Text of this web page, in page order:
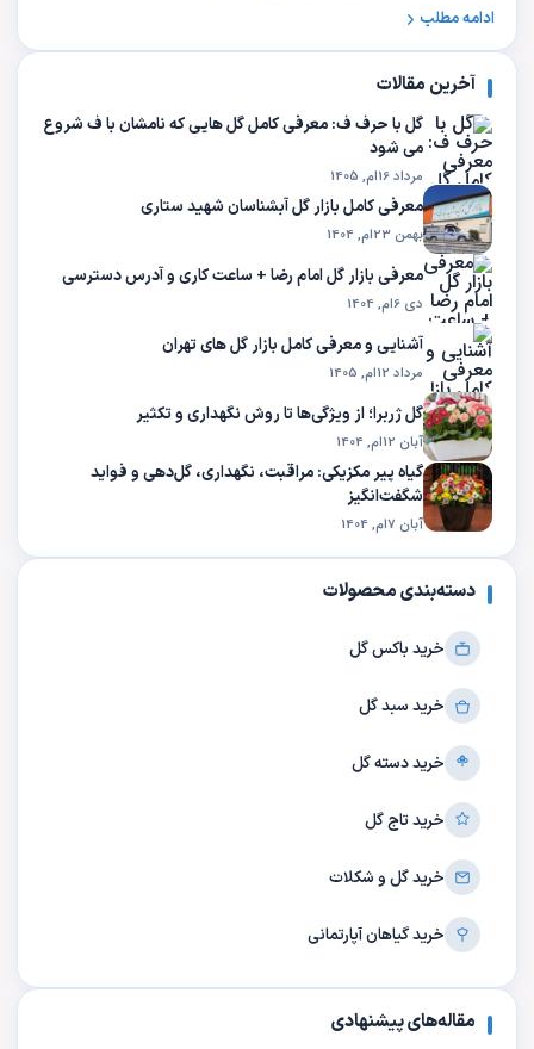
ادامه مطلب
آخرین مقالات
گل با حرف ف: معرفی کامل گل هایی که نامشان با ف شروع
می شود
مرداد 16ام, 1405
معرفی کامل بازار گل آبشناسان شهید ستاری
بهمن 23ام, 1404
معرفی بازار گل امام رضا + ساعت کاری و آدرس دسترسی
دی 6ام, 1404
آشنایی و معرفی کامل بازار گل های تهران
مرداد 12ام, 1405
گل ژربرا؛ از ویژگی‌ها تا روش نگهداری و تکثیر
آبان 12ام, 1404
گیاه پیر مکزیکی: مراقبت، نگهداری، گل‌دهی و فواید
شگفت‌انگیز
آبان 7ام, 1404
دسته‌بندی محصولات
خرید باکس گل
خرید سبد گل
خرید دسته گل
خرید تاج گل
خرید گل و شکلات
خرید گیاهان آپارتمانی
مقاله‌های پیشنهادی